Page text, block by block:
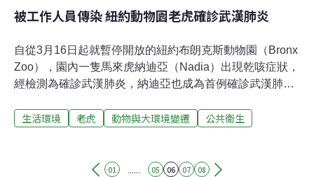
被工作人員傳染 紐約動物園老虎確診武漢肺炎
自從3月16日起就暫停開放的紐約布朗克斯動物園（Bronx
Zoo），園內一隻馬來虎納迪亞（Nadia）出現乾咳症狀，
經檢測為確診武漢肺炎，納迪亞也成為首例確診武漢肺炎
指出，在園內其他包含老虎及獅子在內的5隻大型貓科動
動物，動物園內沒有其他動物出現症狀。針對納迪亞的感
生活環境 老虎 動物與大環境變遷 公共衛生
01 ...... 05 06 07 08